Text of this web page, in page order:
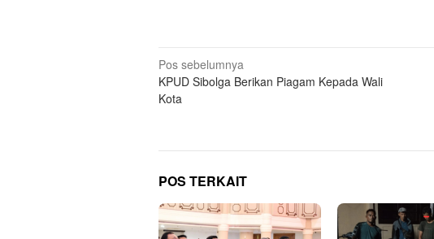
Navigasi
pos
Pos sebelumnya
KPUD Sibolga Berikan Piagam Kepada Wali
Kota
POS TERKAIT